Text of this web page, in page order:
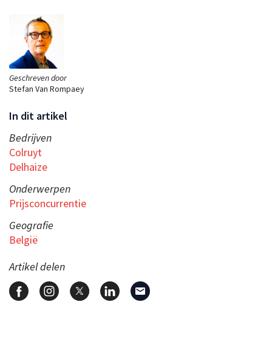
Geschreven door
Stefan Van Rompaey
In dit artikel
Bedrijven
Colruyt
Delhaize
Onderwerpen
Prijsconcurrentie
Geografie
België
Artikel delen